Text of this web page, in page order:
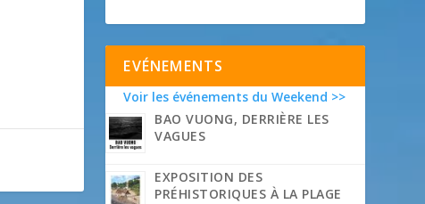
EVÉNEMENTS
Voir les événements du Weekend >>
BAO VUONG, DERRIÈRE LES
VAGUES
EXPOSITION DES
PRÉHISTORIQUES À LA PLAGE